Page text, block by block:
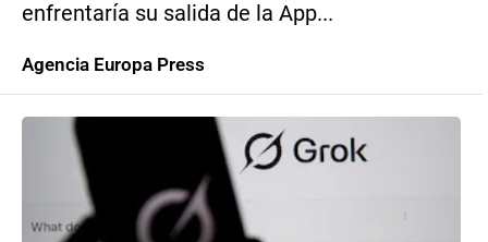
enfrentaría su salida de la App...
Agencia Europa Press